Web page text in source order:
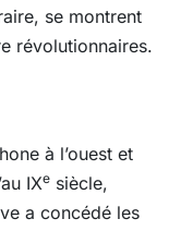
se montrent
révolutionnaires.
à l’ouest et
IXe siècle,
a concédé les